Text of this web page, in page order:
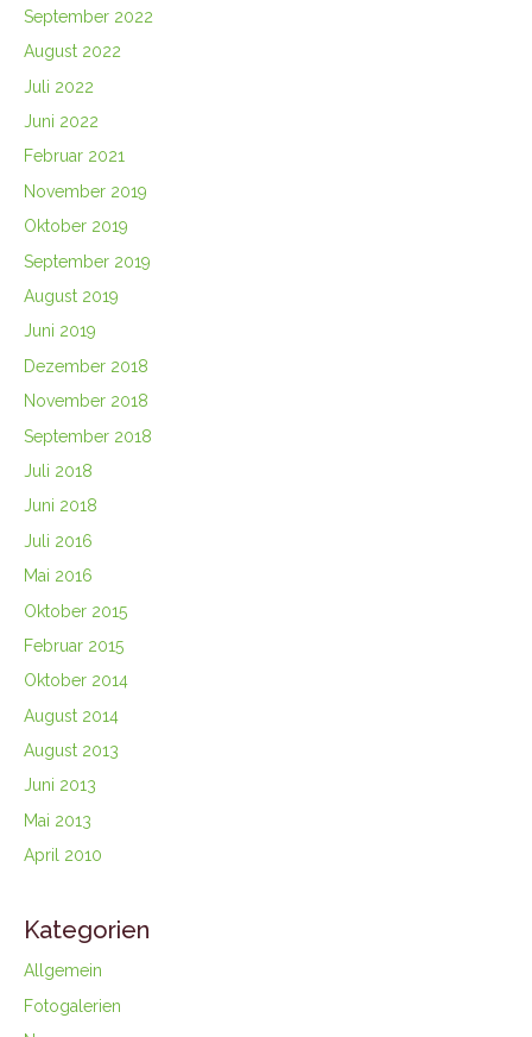
September 2022
August 2022
Juli 2022
Juni 2022
Februar 2021
November 2019
Oktober 2019
September 2019
August 2019
Juni 2019
Dezember 2018
November 2018
September 2018
Juli 2018
Juni 2018
Juli 2016
Mai 2016
Oktober 2015
Februar 2015
Oktober 2014
August 2014
August 2013
Juni 2013
Mai 2013
April 2010
Kategorien
Allgemein
Fotogalerien